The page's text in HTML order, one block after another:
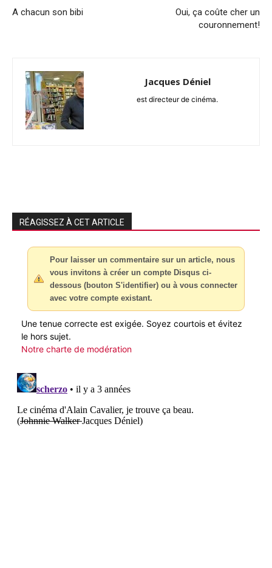
A chacun son bibi
Oui, ça coûte cher un
couronnement!
Jacques Déniel
est directeur de cinéma.
RÉAGISSEZ À CET ARTICLE
Pour laisser un commentaire sur un article, nous
vous invitons à créer un compte Disqus ci-
dessous (bouton S'identifier) ou à vous connecter
avec votre compte existant.
Une tenue correcte est exigée. Soyez courtois et évitez
le hors sujet.
Notre charte de modération